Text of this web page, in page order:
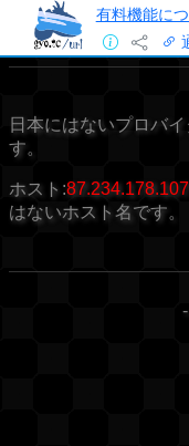
有料機能に